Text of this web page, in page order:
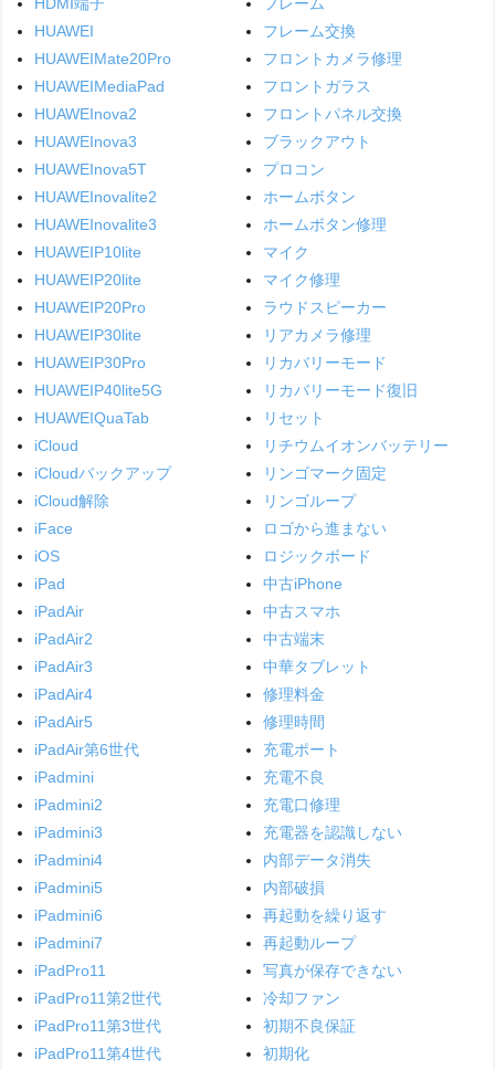
HUAWEI
HUAWEIMate20Pro
HUAWEIMediaPad
HUAWEInova2
HUAWEInova3
HUAWEInova5T
HUAWEInovalite2
HUAWEInovalite3
HUAWEIP10lite
HUAWEIP20lite
HUAWEIP20Pro
HUAWEIP30lite
HUAWEIP30Pro
HUAWEIP40lite5G
HUAWEIQuaTab
iCloud
iCloudバックアップ
iCloud解除
iFace
iOS
iPad
iPadAir
iPadAir2
iPadAir3
iPadAir4
iPadAir5
iPadAir第6世代
iPadmini
iPadmini2
iPadmini3
iPadmini4
iPadmini5
iPadmini6
iPadmini7
iPadPro11
iPadPro11第2世代
iPadPro11第3世代
iPadPro11第4世代
フレーム交換
フロントカメラ修理
フロントガラス
フロントパネル交換
ブラックアウト
プロコン
ホームボタン
ホームボタン修理
マイク
マイク修理
ラウドスピーカー
リアカメラ修理
リカバリーモード
リカバリーモード復旧
リセット
リチウムイオンバッテリー
リンゴマーク固定
リンゴループ
ロゴから進まない
ロジックボード
中古iPhone
中古スマホ
中古端末
中華タブレット
修理料金
修理時間
充電ポート
充電不良
充電口修理
充電器を認識しない
内部データ消失
内部破損
再起動を繰り返す
再起動ループ
写真が保存できない
冷却ファン
初期不良保証
初期化